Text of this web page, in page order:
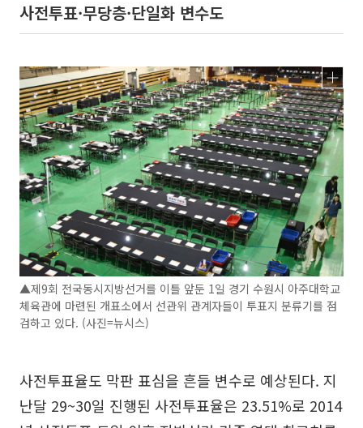
사전투표·무당층·단일화 변수도
▲제9회 전국동시지방선거를 이틀 앞둔 1일 경기 수원시 아주대학교
체육관에 마련된 개표소에서 선관위 관계자들이 투표지 분류기를 점
검하고 있다. (사진=뉴시스)
사전투표율도 막판 표심을 흔들 변수로 예상된다. 지
난달 29~30일 진행된 사전투표율은 23.51%로 2014